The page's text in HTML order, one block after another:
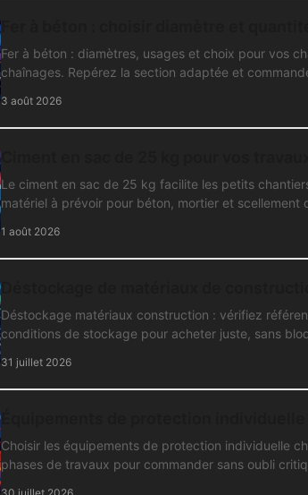
Fer à béton : diamètres, usages et choix pour vos
chaînages. Repérez la section adaptée et
3 août 2026
Le ciment en sac de 25 kg facilite les petits
matériel à prévoir pour béton, mortier et scellement
1 août 2026
Déstockage matériaux construction : vérifiez
conditions de stockage pour acheter juste, sans
31 juillet 2026
Choisir les équipements de protection individuelle
phases de travaux pour commander sans oubli